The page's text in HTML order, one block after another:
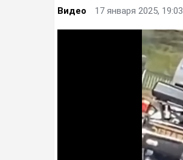
Видео 17 января 2025, 19:03